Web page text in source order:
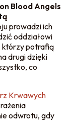
Blood Angels
prowadzi ich
oddziałowi
którzy potrafią
drugi dzięki
co
Krwawych
odwrotu, gdy